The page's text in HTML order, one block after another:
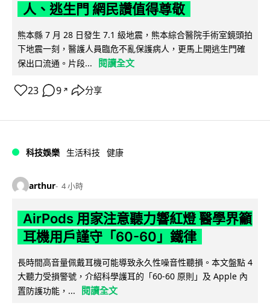
人、逃生門 網民讚值得尊敬
熊本縣 7 月 28 日發生 7.1 級地震，熊本綜合醫院手術室鏡頭拍
下地震一刻，醫護人員臨危不亂保護病人，更馬上開逃生門確
保出口流通。片段...
閱讀全文
23 9 ↗ 分享
科技娛樂 生活科技 健康
arthur 4 小時
AirPods 用家注意聽力響紅燈 醫學界籲
耳機用戶謹守「60-60」鐵律
長時間高音量佩戴耳機可能導致永久性噪音性聽損。本文盤點 4
大聽力受損警號，介紹科學護耳的「60-60 原則」及 Apple 內
置防護功能，...
閱讀全文